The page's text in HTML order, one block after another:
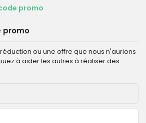
promo
promo
ou une offre que nous n'aurions
à aider les autres à réaliser des